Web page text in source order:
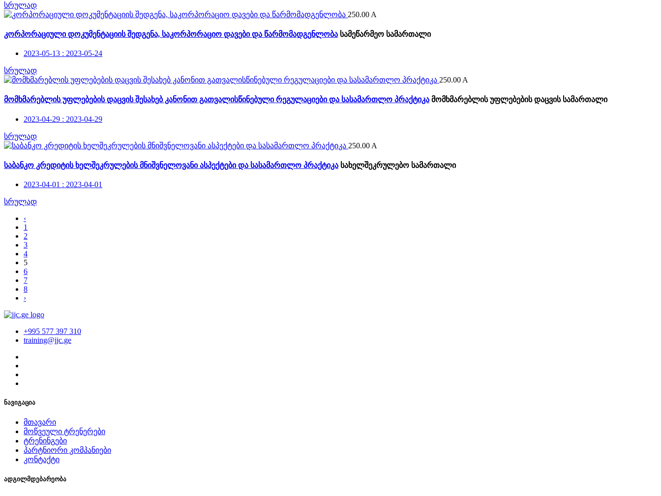
სრულად
250.00 A
კორპორაციული დოკუმენტაციის შედგენა, საკორპორაციო დავები და წარმომადგენლობა სამეწარმეო სამართალი
2023-05-13 : 2023-05-24
სრულად
250.00 A
მომხმარებლის უფლებების დაცვის შესახებ კანონით გათვალისწინებული რეგულაციები და სასამართლო პრაქტიკა მომხმარებლის უფლებების დაცვის სამართალი
2023-04-29 : 2023-04-29
სრულად
250.00 A
საბანკო კრედიტის ხელშეკრულების მნიშვნელოვანი ასპექტები და სასამართლო პრაქტიკა სახელშეკრულებო სამართალი
2023-04-01 : 2023-04-01
სრულად
‹
1
2
3
4
5
6
7
8
›
+995 577 397 310
training@jjc.ge
ნავიგაცია
მთავარი
მოწვეული ტრენერები
ტრენინგები
პარტნიორი კომპანიები
კონტაქტი
ადგილმდებარეობა